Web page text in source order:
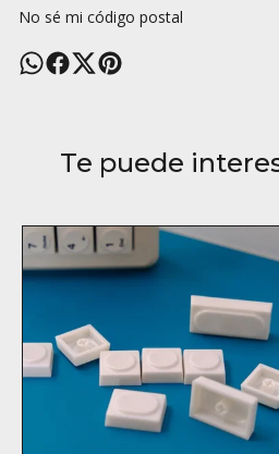
No sé mi código postal
Te puede